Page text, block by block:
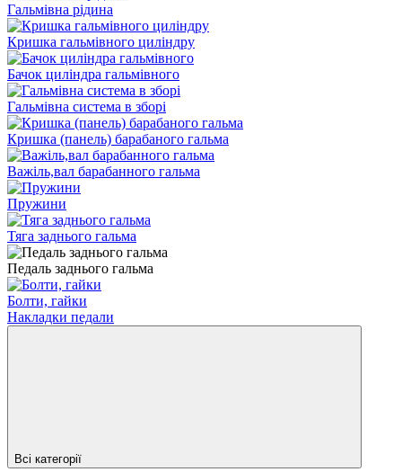
Гальмівна рідина
Кришка гальмівного циліндру
Бачок циліндра гальмівного
Гальмівна система в зборі
Кришка (панель) барабаного гальма
Важіль,вал барабанного гальма
Пружини
Тяга заднього гальма
Педаль заднього гальма
Болти, гайки
Накладки педали
Всі категорії